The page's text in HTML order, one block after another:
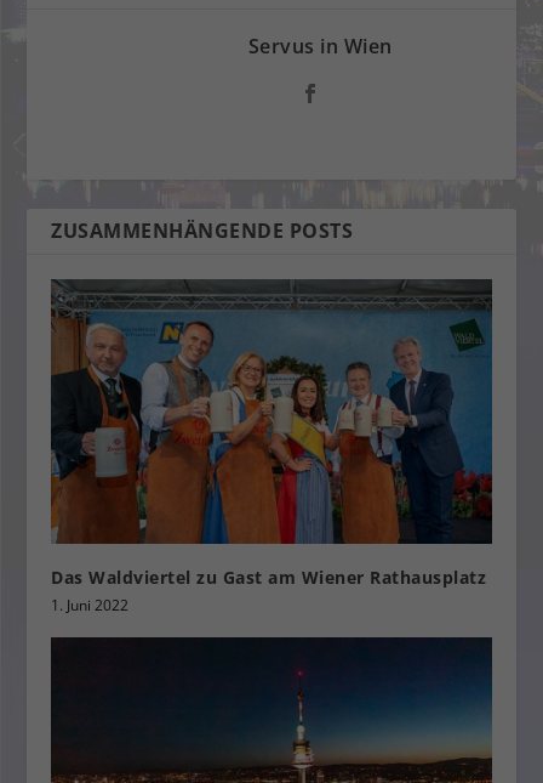
Servus in Wien
ZUSAMMENHÄNGENDE POSTS
Das Waldviertel zu Gast am Wiener Rathausplatz
1. Juni 2022